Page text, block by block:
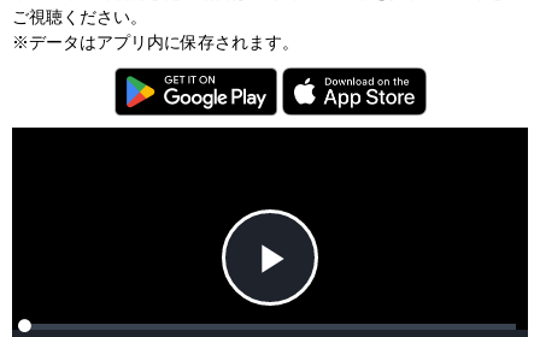
ご視聴ください。
※データはアプリ内に保存されます。
P
L
P